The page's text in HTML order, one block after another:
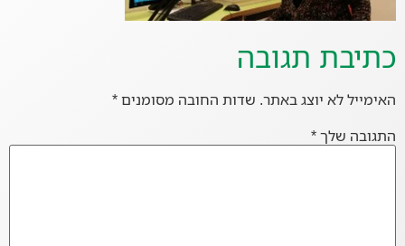
כתיבת תגובה
האימייל לא יוצג באתר. שדות החובה מסומנים*
התגובה שלך*